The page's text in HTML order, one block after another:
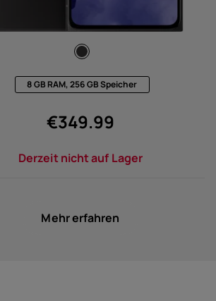
8 GB RAM, 256 GB Speicher
€349.99
Derzeit nicht auf Lager
Mehr erfahren